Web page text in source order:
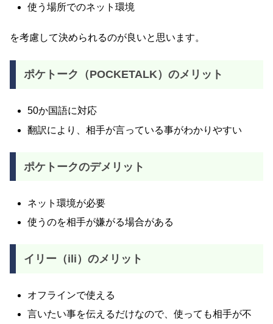
使う場所でのネット環境
を考慮して決められるのが良いと思います。
ポケトーク（POCKETALK）のメリット
50か国語に対応
翻訳により、相手が言っている事がわかりやすい
ポケトークのデメリット
ネット環境が必要
使うのを相手が嫌がる場合がある
イリー（ili）のメリット
オフラインで使える
言いたい事を伝えるだけなので、使っても相手が不